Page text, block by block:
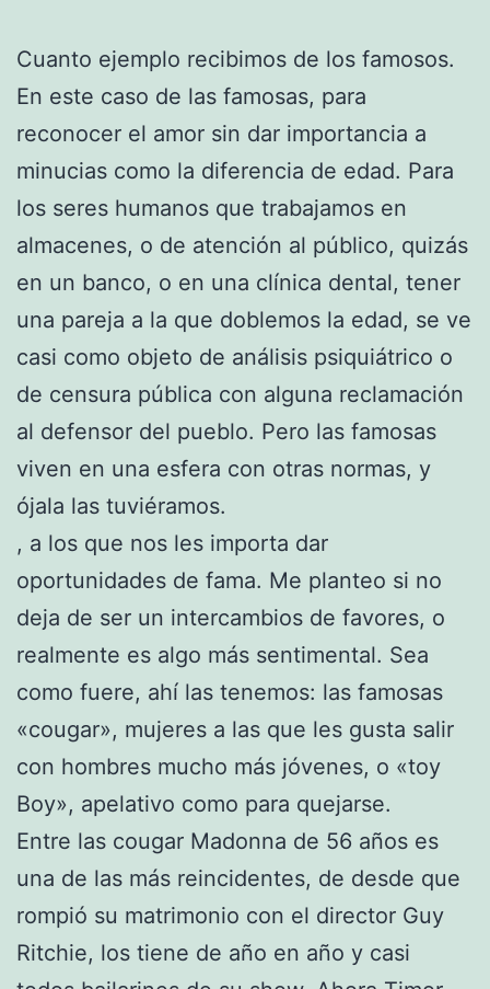
Cuanto ejemplo recibimos de los famosos.
En este caso de las famosas, para
reconocer el amor sin dar importancia a
minucias como la diferencia de edad. Para
los seres humanos que trabajamos en
almacenes, o de atención al público, quizás
en un banco, o en una clínica dental, tener
una pareja a la que doblemos la edad, se ve
casi como objeto de análisis psiquiátrico o
de censura pública con alguna reclamación
al defensor del pueblo. Pero las famosas
viven en una esfera con otras normas, y
ójala las tuviéramos.
, a los que nos les importa dar
oportunidades de fama. Me planteo si no
deja de ser un intercambios de favores, o
realmente es algo más sentimental. Sea
como fuere, ahí las tenemos: las famosas
«cougar», mujeres a las que les gusta salir
con hombres mucho más jóvenes, o «toy
Boy», apelativo como para quejarse.
Entre las cougar Madonna de 56 años es
una de las más reincidentes, de desde que
rompió su matrimonio con el director Guy
Ritchie, los tiene de año en año y casi